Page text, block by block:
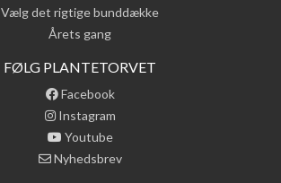
Vælg det rigtige bunddække
Årets gang
FØLG PLANTETORVET
Facebook
Instagram
Youtube
Nyhedsbrev